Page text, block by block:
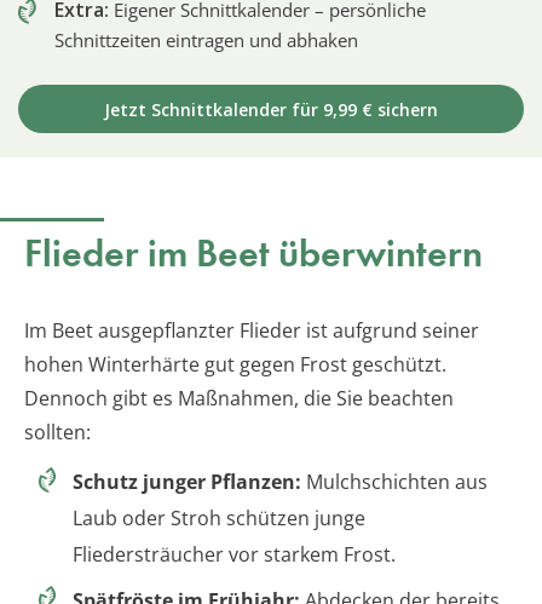
Extra: Eigener Schnittkalender – persönliche
Schnittzeiten eintragen und abhaken
Jetzt Schnittkalender für 9,99 € sichern
Flieder im Beet überwintern
Im Beet ausgepflanzter Flieder ist aufgrund seiner
hohen Winterhärte gut gegen Frost geschützt.
Dennoch gibt es Maßnahmen, die Sie beachten
sollten:
Schutz junger Pflanzen: Mulchschichten aus
Laub oder Stroh schützen junge
Fliedersträucher vor starkem Frost.